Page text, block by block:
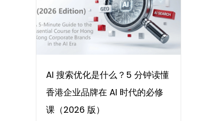
AI 搜索优化是什么？5 分钟读懂
香港企业品牌在 AI 时代的必修
课（2026 版）